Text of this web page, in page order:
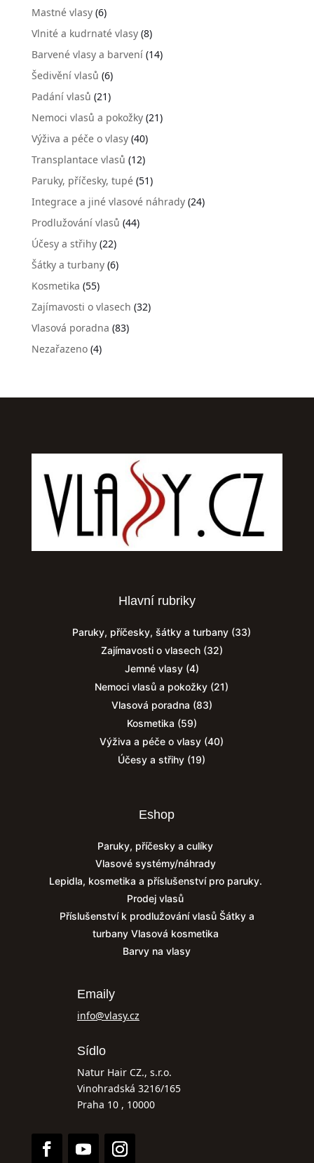
Mastné vlasy(6)
Vlnité a kudrnaté vlasy(8)
Barvené vlasy a barvení(14)
Šedivění vlasů (6)
Padání vlasů (21)
Nemoci vlasů a pokožky(21)
Výživa a péče o vlasy(40)
Transplantace vlasů (12)
Paruky, příčesky, tupé(51)
Integrace a jiné vlasové náhrady(24)
Prodlužování vlasů (44)
Účesy a střihy(22)
Šátky a turbany(6)
Kosmetika (55)
Zajímavosti o vlasech (32)
Vlasová poradna (83)
Nezařazeno(4)
Hlavní rubriky
Paruky, příčesky, šátky a turbany (33)
Zajímavosti o vlasech(32)
Jemné vlasy(4)
Nemoci vlasů a pokožky (21)
Vlasová poradna (83)
Kosmetika (59)
Výživa a péče o vlasy (40)
Účesy a střihy (19)
Eshop
Paruky, příčesky a culíky
Vlasové systémy/náhrady
Lepidla, kosmetika a příslušenství pro paruky.
Prodej vlasů
Příslušenství k prodlužování vlasů Šátky a
turbany Vlasová kosmetika
Barvy na vlasy
Emaily
info@vlasy.cz
Sídlo
Natur Hair CZ., s.r.o.
Vinohradská 3216/165
Praha 10 , 10000